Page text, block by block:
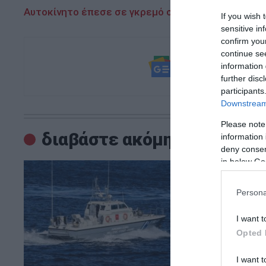
If you wish
sensitive
confirm
continue
information
further
Please
information
deny
in below
I want
Opted
I want
Αυτοκίνητο έπεσε σε γκρεμό στην Πάρνηθα –
και μάθετε
διαβάστε ακόμη